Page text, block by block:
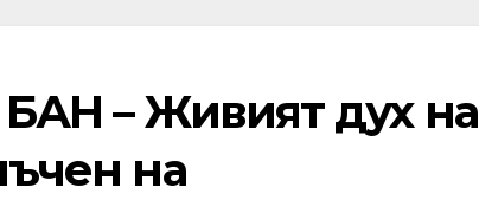
– Живият дух на
на